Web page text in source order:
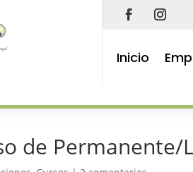
Inicio
de